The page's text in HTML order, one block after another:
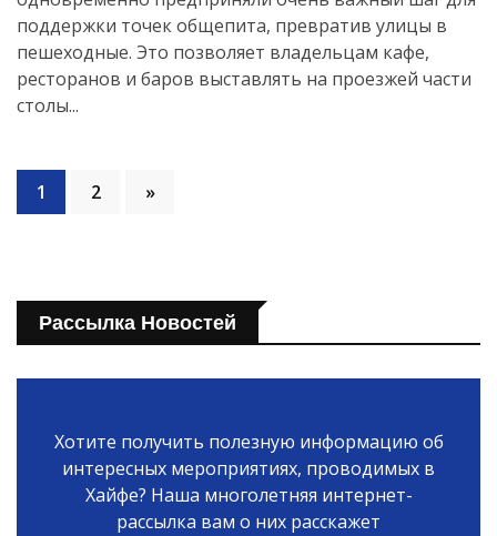
поддержки точек общепита, превратив улицы в
пешеходные. Это позволяет владельцам кафе,
ресторанов и баров выставлять на проезжей части
столы...
1 2 »
Рассылка Новостей
Хотите получить полезную информацию об
интересных мероприятиях, проводимых в
Хайфе? Наша многолетняя интернет-
рассылка вам о них расскажет